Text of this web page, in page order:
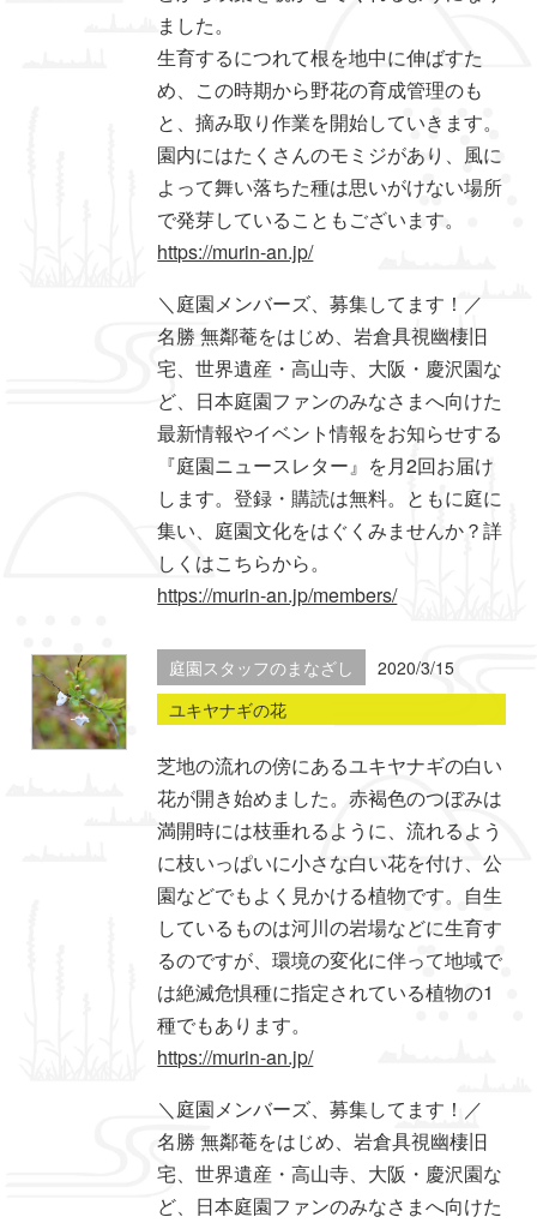
ました。
生育するにつれて根を地中に伸ばすた
め、この時期から野花の育成管理のも
と、摘み取り作業を開始していきます。
園内にはたくさんのモミジがあり、風に
よって舞い落ちた種は思いがけない場所
で発芽していることもございます。
https://murin-an.jp/
＼庭園メンバーズ、募集してます！／
名勝 無鄰菴をはじめ、岩倉具視幽棲旧
宅、世界遺産・高山寺、大阪・慶沢園な
ど、日本庭園ファンのみなさまへ向けた
最新情報やイベント情報をお知らせする
『庭園ニュースレター』を月2回お届け
します。登録・購読は無料。ともに庭に
集い、庭園文化をはぐくみませんか？詳
しくはこちらから。
https://murin-an.jp/members/
庭園スタッフのまなざし
2020/3/15
ユキヤナギの花
芝地の流れの傍にあるユキヤナギの白い
花が開き始めました。赤褐色のつぼみは
満開時には枝垂れるように、流れるよう
に枝いっぱいに小さな白い花を付け、公
園などでもよく見かける植物です。自生
しているものは河川の岩場などに生育す
るのですが、環境の変化に伴って地域で
は絶滅危惧種に指定されている植物の1
種でもあります。
https://murin-an.jp/
＼庭園メンバーズ、募集してます！／
名勝 無鄰菴をはじめ、岩倉具視幽棲旧
宅、世界遺産・高山寺、大阪・慶沢園な
ど、日本庭園ファンのみなさまへ向けた